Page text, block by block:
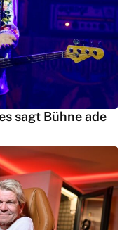
sagt Bühne ade